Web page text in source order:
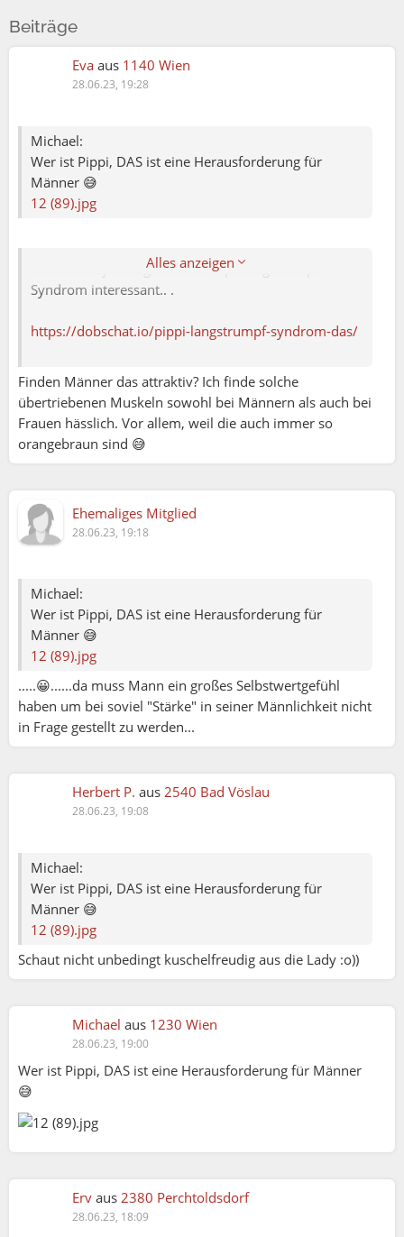
Beiträge
Eva aus 1140 Wien
28.06.23, 19:28
Michael:
Wer ist Pippi, DAS ist eine Herausforderung für
Männer 😅
12 (89).jpg
Alles anzeigen
Edelweiß:
.....eine interessante Frage, welche in diesen
Zusammenhang viele weitere aufwirft......und v.a eine
Auch für Psychologen ist das Pipi Langstrumpf
Syndrom interessant.. .
https://dobschat.io/pippi-langstrumpf-syndrom-das/
Finden Männer das attraktiv? Ich finde solche
übertriebenen Muskeln sowohl bei Männern als auch bei
Frauen hässlich. Vor allem, weil die auch immer so
orangebraun sind 😅
Ehemaliges Mitglied
28.06.23, 19:18
Michael:
Wer ist Pippi, DAS ist eine Herausforderung für
Männer 😅
12 (89).jpg
.....😀......da muss Mann ein großes Selbstwertgefühl
haben um bei soviel "Stärke" in seiner Männlichkeit nicht
in Frage gestellt zu werden...
Herbert P. aus 2540 Bad Vöslau
28.06.23, 19:08
Michael:
Wer ist Pippi, DAS ist eine Herausforderung für
Männer 😅
12 (89).jpg
Schaut nicht unbedingt kuschelfreudig aus die Lady :o))
Michael aus 1230 Wien
28.06.23, 19:00
Wer ist Pippi, DAS ist eine Herausforderung für Männer
😅
Erv aus 2380 Perchtoldsdorf
28.06.23, 18:09
Edelweiß:
Tommy ist ein lieber, angepasster, etwas ängstlicher